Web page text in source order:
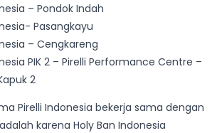
– Pondok Indah
Pasangkayu
– Cengkareng
PIK 2 – Pirelli Performance Centre –
2
Pirelli Indonesia bekerja sama dengan
karena Holy Ban Indonesia